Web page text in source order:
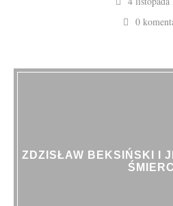
0
ZDZISŁAW BEKSIŃSKI I
ŚMIERCI